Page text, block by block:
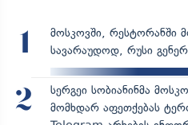
1
მოსკოვში, რესტორანში
სავარაუდოდ, რუსი
2
სერგეი სობიანინმა
მომხდარ აფეთქებას